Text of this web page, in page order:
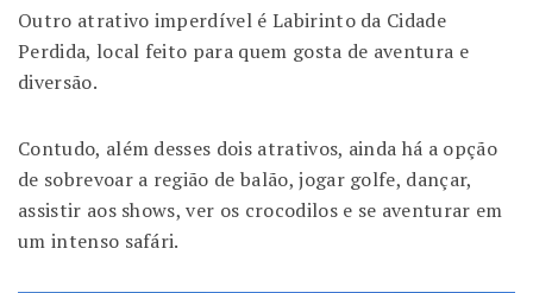
Outro atrativo imperdível é Labirinto da Cidade
Perdida, local feito para quem gosta de aventura e
diversão.
Contudo, além desses dois atrativos, ainda há a opção
de sobrevoar a região de balão, jogar golfe, dançar,
assistir aos shows, ver os crocodilos e se aventurar em
um intenso safári.